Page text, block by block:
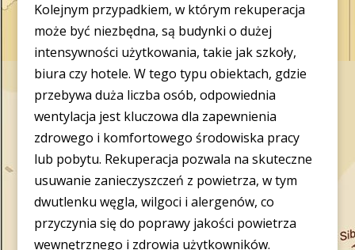
Kolejnym przypadkiem, w którym rekuperacja
może być niezbędna, są budynki o dużej
intensywności użytkowania, takie jak szkoły,
biura czy hotele. W tego typu obiektach, gdzie
przebywa duża liczba osób, odpowiednia
wentylacja jest kluczowa dla zapewnienia
zdrowego i komfortowego środowiska pracy
lub pobytu. Rekuperacja pozwala na skuteczne
usuwanie zanieczyszczeń z powietrza, w tym
dwutlenku węgla, wilgoci i alergenów, co
przyczynia się do poprawy jakości powietrza
wewnętrznego i zdrowia użytkowników.